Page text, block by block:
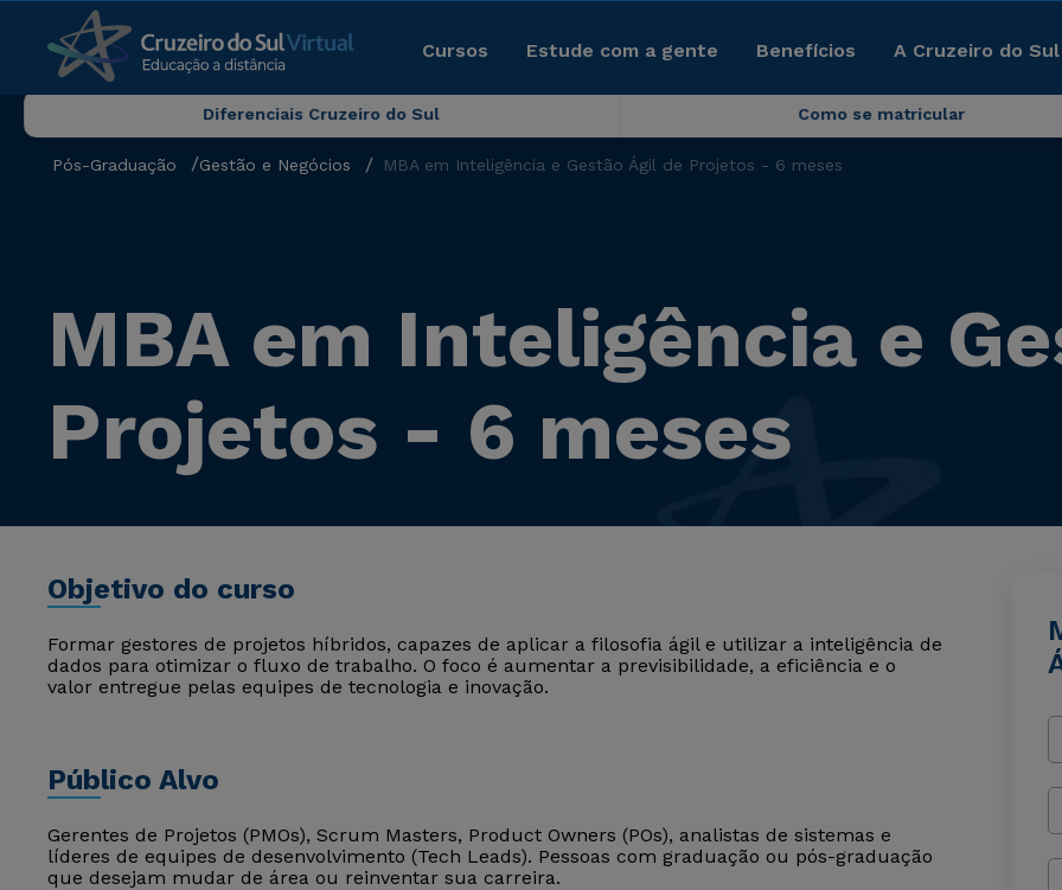
Cursos Estude com a gente Benefícios A Cruzeiro do
Diferenciais Cruzeiro do Sul Como se matricular
Pós-Graduação Gestão e Negócios MBA em Inteligência e Gestão Ágil de Projetos - 6 meses
MBA em Inteligência e
Projetos - 6 meses
Objetivo do curso
Formar gestores de projetos híbridos, capazes de aplicar a filosofia ágil e utilizar a inteligência de
dados para otimizar o fluxo de trabalho. O foco é aumentar a previsibilidade, a eficiência e o
valor entregue pelas equipes de tecnologia e inovação.
Público Alvo
Gerentes de Projetos (PMOs), Scrum Masters, Product Owners (POs), analistas de sistemas e
líderes de equipes de desenvolvimento (Tech Leads). Pessoas com graduação ou pós-graduação
que desejam mudar de área ou reinventar sua carreira.